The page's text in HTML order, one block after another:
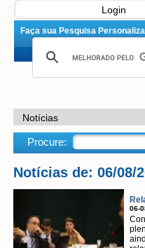
Login
Faça sua Pesquisa
Notícias
Procure:
Notícias de: 06/08/
06-